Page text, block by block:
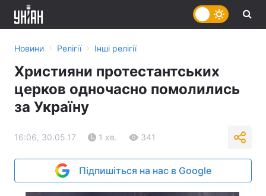
Новини › Релігії › Інші релігії
Християни протестантських
церков одночасно помолились
за Україну
16:06, 30.05.17 1 хв. 341
Підпишіться на нас в Google